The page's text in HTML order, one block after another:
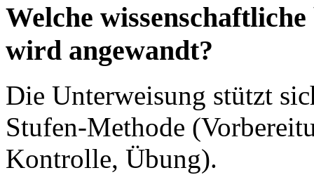
Welche
wird angewandt?
Die Unterweisung stützt
Stufen-Methode
Kontrolle, Übung).